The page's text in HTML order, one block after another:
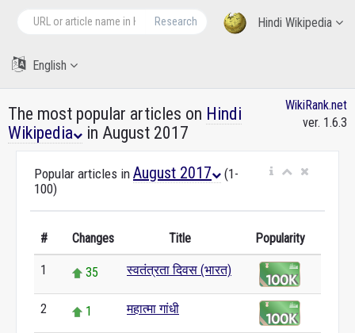
Hindi Wikipedia
Research
English
The most popular articles on Hindi
Wikipedia
in August 2017
WikiRank.net
ver. 1.6.3
Popular articles in August 2017
(1-
100)
# Changes Title Popularity
1 35 स्वतंत्रता दिवस (भारत)
2 1 महात्मा गांधी